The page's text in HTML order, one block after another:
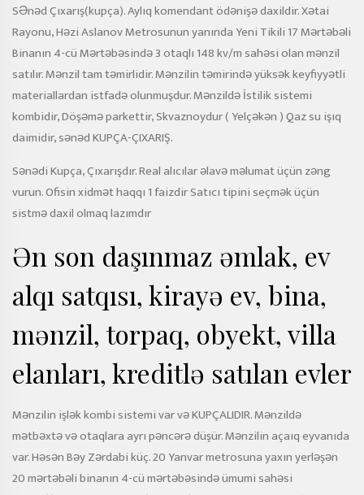
SƏnəd Çıxarış(kupça). Aylıq komendant ödənişə daxildir. Xətai
Rayonu, Həzi Aslanov Metrosunun yanında Yeni Tikili 17 Mərtəbəli
Binanın 4-cü Mərtəbəsində 3 otaqlı 148 kv/m sahəsi olan mənzil
satılır. Mənzil tam təmirlidir. Mənzilin təmirində yüksək keyfiyyətli
materiallardan istfadə olunmuşdur. Mənzildə İstilik sistemi
kombidir, Döşəmə parkettir, Skvaznoydur ( Yelçəkən ) Qaz su işıq
daimidir, sənəd KUPÇA-ÇIXARIŞ.
Sənədi Kupça, Çıxarışdır. Real alıcılar əlavə məlumat üçün zəng
vurun. Ofisin xidmət haqqı 1 faizdir Satıcı tipini seçmək üçün
sistmə daxil olmaq lazımdır
Ən son daşınmaz əmlak, ev
alqı satqısı, kirayə ev, bina,
mənzil, torpaq, obyekt, villa
elanları, kreditlə satılan evler
Mənzilin işlək kombi sistemi var və KUPÇALIDIR. Mənzildə
mətbəxtə və otaqlara ayrı pəncərə düşür. Mənzilin açaıq eyvanıda
var. Həsən Bəy Zərdabi küç. 20 Yanvar metrosuna yaxın yerləşən
20 mərtəbəli binanın 4-cü mərtəbəsində ümumi sahəsi